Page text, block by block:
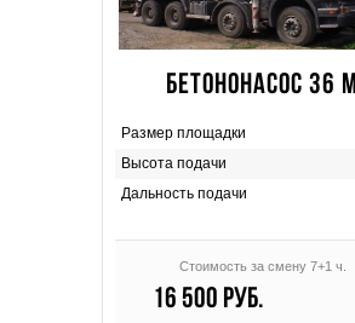
БЕТОНОНАСОС 36 М
Размер площадки
Высота подачи
Дальность подачи
Стоимость за смену 7+1 ч.
16 500 руб.